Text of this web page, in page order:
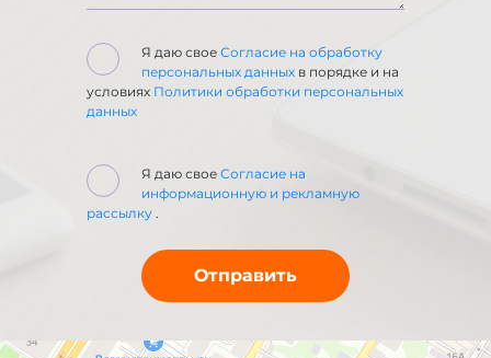
Я даю свое Согласие на обработку
персональных данных в порядке и на
условиях Политики обработки персональных
данных
Я даю свое Согласие на
информационную и рекламную
рассылку